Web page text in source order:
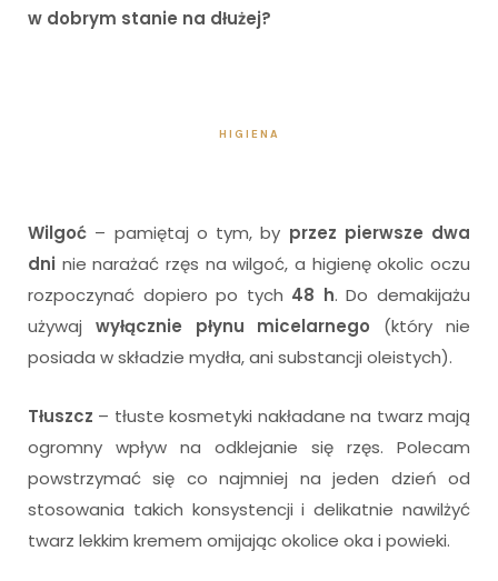
w dobrym stanie na dłużej?
HIGIENA
Wilgoć – pamiętaj o tym, by przez pierwsze dwa
dni nie narażać rzęs na wilgoć, a higienę okolic oczu
rozpoczynać dopiero po tych 48 h. Do demakijażu
używaj wyłącznie płynu micelarnego (który nie
posiada w składzie mydła, ani substancji oleistych).
Tłuszcz – tłuste kosmetyki nakładane na twarz mają
ogromny wpływ na odklejanie się rzęs. Polecam
powstrzymać się co najmniej na jeden dzień od
stosowania takich konsystencji i delikatnie nawilżyć
twarz lekkim kremem omijając okolice oka i powieki.